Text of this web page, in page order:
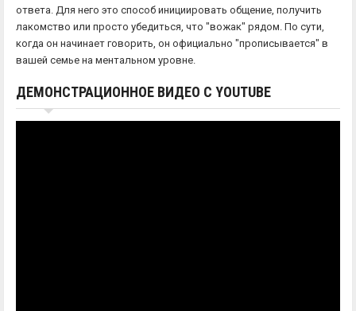
ответа. Для него это способ инициировать общение, получить
лакомство или просто убедиться, что "вожак" рядом. По сути,
когда он начинает говорить, он официально "прописывается" в
вашей семье на ментальном уровне.
ДЕМОНСТРАЦИОННОЕ ВИДЕО С YOUTUBE